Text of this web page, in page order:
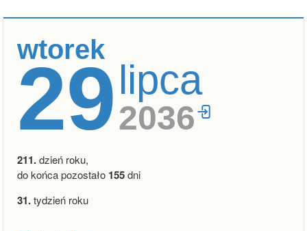
wtorek
29lipca
2036
211.dzień roku,
do końca pozostało 155dni
31.tydzień roku